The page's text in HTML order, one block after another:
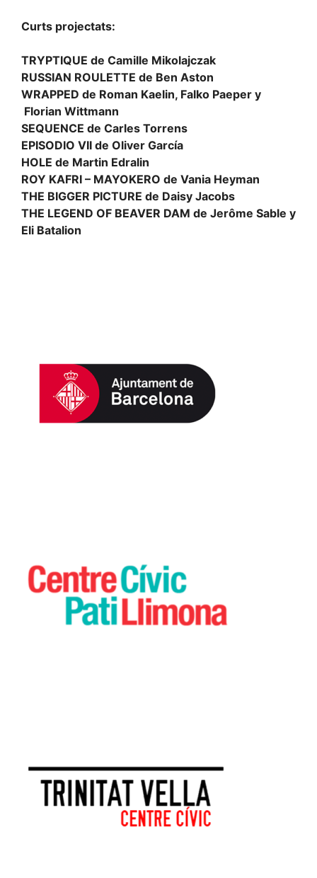
Curts projectats:
TRYPTIQUE de Camille Mikolajczak
RUSSIAN ROULETTE de Ben Aston
WRAPPED de Roman Kaelin, Falko Paeper y
Florian Wittmann
SEQUENCE de Carles Torrens
EPISODIO VII de Oliver García
HOLE de Martin Edralin
ROY KAFRI – MAYOKERO de Vania Heyman
THE BIGGER PICTURE de Daisy Jacobs
THE LEGEND OF BEAVER DAM de Jerôme Sable y
Eli Batalion